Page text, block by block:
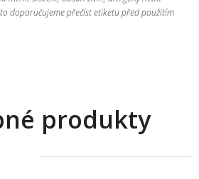
doporučujeme přečíst etiketu před použitím